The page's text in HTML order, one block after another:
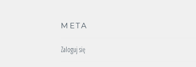
META
Zaloguj się